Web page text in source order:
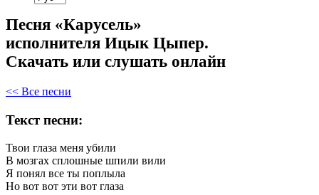
Песня «Карусель»
исполнителя Ицык Цыпер.
Скачать или слушать онлайн
<< Все песни
Текст песни:
Твои глаза меня убили
В мозгах сплошные шпили вили
Я понял все ты поплыла
Но вот вот эти вот глаза